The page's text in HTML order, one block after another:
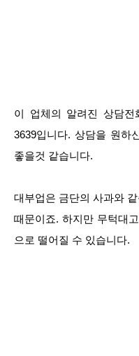
이 업체의 알려진 상담전
3639입니다. 상담을 원하
좋을것 같습니다.
대부업은 금단의 사과와
때문이죠. 하지만 무턱대
으로 떨어질 수 있습니다.